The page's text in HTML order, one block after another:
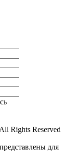
Rights Reserved
для